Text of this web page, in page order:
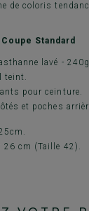
de coloris
Standard
lavé -
teint.
pour ceinture.
et poches
26 cm (Taille 42).